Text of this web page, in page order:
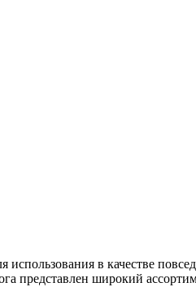
в качестве
представлен широкий